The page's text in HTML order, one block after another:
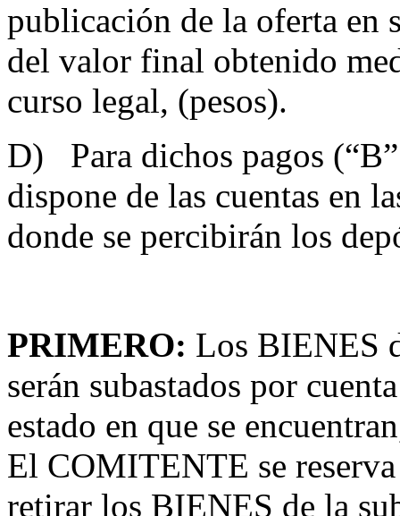
publicación de la oferta en
del valor final obtenido
curso legal, (pesos).
D) Para dichos pagos
dispone de las cuentas en
donde se percibirán los
PRIMERO: Los BIENES
serán subastados por
estado en que se
El COMITENTE se
retirar los BIENES de la